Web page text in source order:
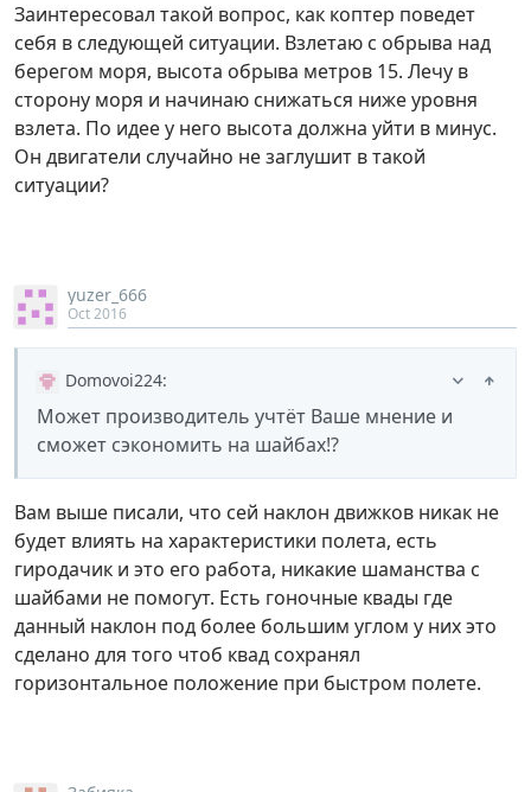
Заинтересовал такой вопрос, как коптер поведет
себя в следующей ситуации. Взлетаю с обрыва над
берегом моря, высота обрыва метров 15. Лечу в
сторону моря и начинаю снижаться ниже уровня
взлета. По идее у него высота должна уйти в минус.
Он двигатели случайно не заглушит в такой
ситуации?
yuzer_666
Oct 2016
Domovoi224:
Может производитель учтёт Ваше мнение и
сможет сэкономить на шайбах!?
Вам выше писали, что сей наклон движков никак не
будет влиять на характеристики полета, есть
гиродачик и это его работа, никакие шаманства с
шайбами не помогут. Есть гоночные квады где
данный наклон под более большим углом у них это
сделано для того чтоб квад сохранял
горизонтальное положение при быстром полете.